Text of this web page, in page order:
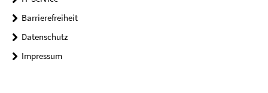
Barrierefreiheit
Datenschutz
Impressum